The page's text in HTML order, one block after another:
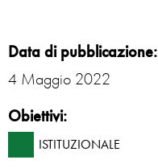
Data di pubblicazione:
4 Maggio 2022
Obiettivi:
ISTITUZIONALE